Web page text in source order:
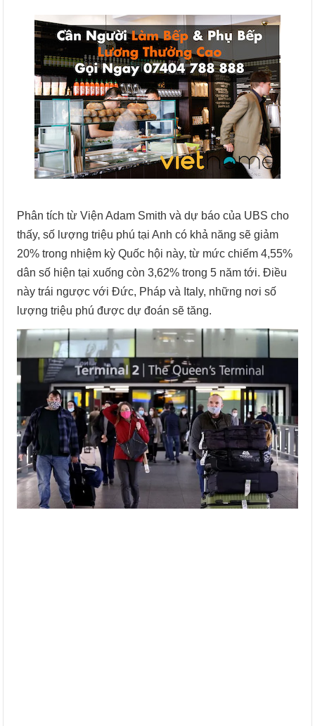
Phân tích từ Viện Adam Smith và dự báo của UBS cho
thấy, số lượng triệu phú tại Anh có khả năng sẽ giảm
20% trong nhiệm kỳ Quốc hội này, từ mức chiếm 4,55%
dân số hiện tại xuống còn 3,62% trong 5 năm tới. Điều
này trái ngược với Đức, Pháp và Italy, những nơi số
lượng triệu phú được dự đoán sẽ tăng.